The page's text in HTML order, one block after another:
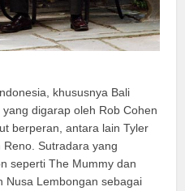
khususnya Bali
digarap oleh Rob Cohen
berperan, antara lain Tyler
Sutradara yang
seperti The Mummy dan
Nusa Lembongan sebagai